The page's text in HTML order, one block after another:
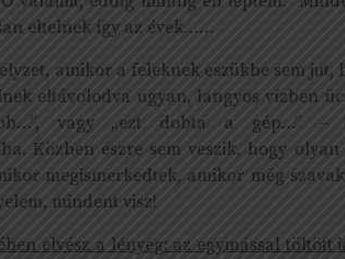
eltelnek így az évek……
amikor a feleknek eszükbe sem
eltávolodva ugyan, langyos vízben
vagy „ezt dobta a gép…” –
Közben észre sem veszik, hogy
megismerkedtek, amikor még
mindent visz!
elvész a lényeg: az egymással töltött